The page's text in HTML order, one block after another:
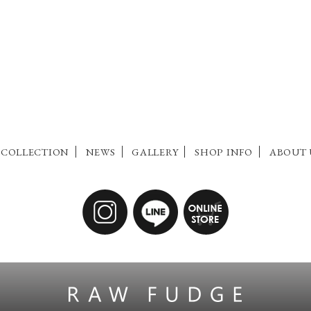
COLLECTION NEWS GALLERY SHOP INFO ABOUT